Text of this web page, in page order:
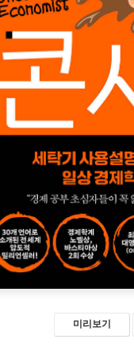
미리보기